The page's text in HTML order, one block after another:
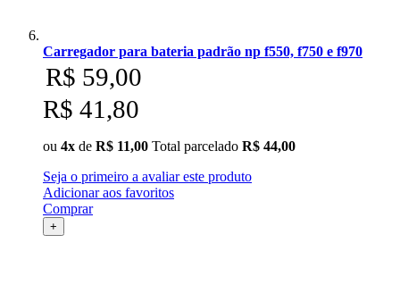
Carregador para bateria padrão np f550, f750 e f970
R$ 59,00
R$ 41,80
ou 4x de R$ 11,00 Total parcelado R$ 44,00
Seja o primeiro a avaliar este produto
Adicionar aos favoritos
Comprar
+